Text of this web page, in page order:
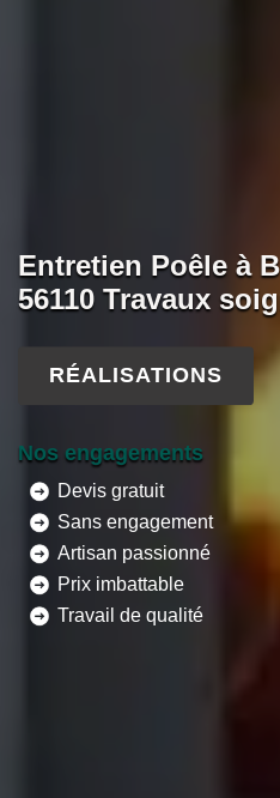
Entretien Poêle à
56110 Travaux
RÉALISATIONS
Nos engagements
Devis gratuit
Sans engagement
Artisan passionné
Prix imbattable
Travail de qualité